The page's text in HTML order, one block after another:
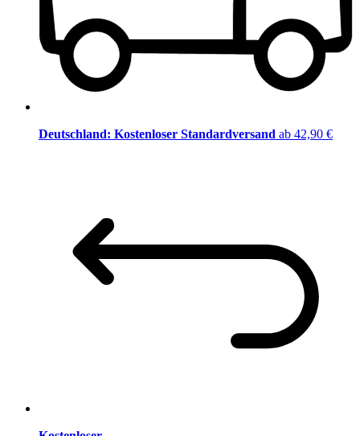
Deutschland: Kostenloser Standardversand ab 42,90 €